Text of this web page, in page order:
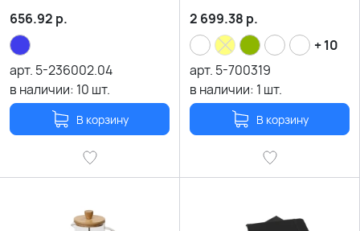
656.92 р.
арт. 5-236002.04
в наличии: 10 шт.
В корзину
серебристый
2 699.38 р.
+ 10
арт. 5-700319
в наличии: 1 шт.
В корзину